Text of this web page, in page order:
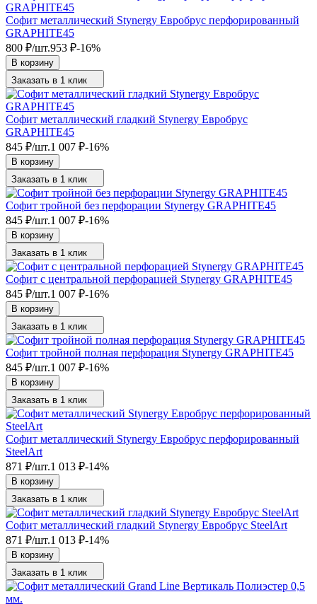
Софит металлический Stynergy Евробрус перфорированный
GRAPHITE45
800 ₽/шт.953 ₽-16%
В корзину
Заказать в 1 клик
Софит металлический гладкий Stynergy Евробрус
GRAPHITE45
845 ₽/шт.1 007 ₽-16%
В корзину
Заказать в 1 клик
Софит тройной без перфорации Stynergy GRAPHITE45
845 ₽/шт.1 007 ₽-16%
В корзину
Заказать в 1 клик
Софит с центральной перфорацией Stynergy GRAPHITE45
845 ₽/шт.1 007 ₽-16%
В корзину
Заказать в 1 клик
Софит тройной полная перфорация Stynergy GRAPHITE45
845 ₽/шт.1 007 ₽-16%
В корзину
Заказать в 1 клик
Софит металлический Stynergy Евробрус перфорированный
SteelArt
871 ₽/шт.1 013 ₽-14%
В корзину
Заказать в 1 клик
Софит металлический гладкий Stynergy Евробрус SteelArt
871 ₽/шт.1 013 ₽-14%
В корзину
Заказать в 1 клик